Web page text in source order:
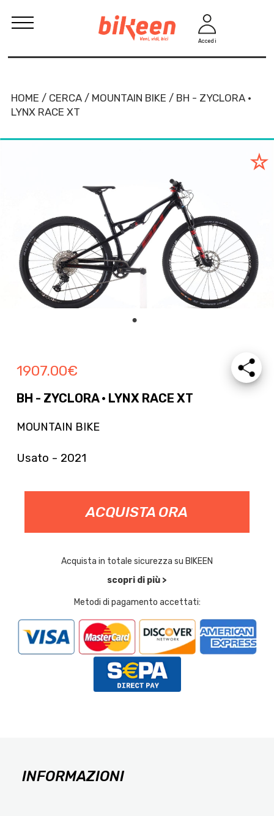
Accedi
HOME / CERCA / MOUNTAIN BIKE / BH - ZYCLORA ·
LYNX RACE XT
1907.00€
BH - ZYCLORA · LYNX RACE XT
MOUNTAIN BIKE
Usato - 2021
ACQUISTA ORA
Acquista in totale sicurezza su BIKEEN
scopri di più >
Metodi di pagamento accettati:
INFORMAZIONI